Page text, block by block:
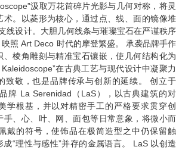
汲取万花筒碎片光影与几何对称，将灵
术。以菱形为核心，通过点、线、面的镜像堆
线设计。大胆几何线条与璀璨宝石在严谨秩序
照 Art Deco 时代的摩登繁盛。 承袭品牌手作
、棱角雕刻与精准宝石镶嵌，使几何结构化为
在古典工艺与现代设计中凝聚力
致敬，也是品牌传承与创新的延续。 创立于
牌 La Serenidad（LaS），以古典建筑的对
学根基，并以对精密手工的严格要求贯穿创
手、心、叶、网、面包等日常意象，将微小而
戴的符号，使饰品在极简造型之中仍保留触
“理性与感性”并存的金属语言。 LaS 以创造